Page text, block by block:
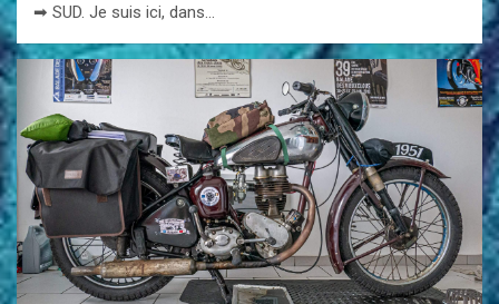
➡ SUD. Je suis ici, dans…